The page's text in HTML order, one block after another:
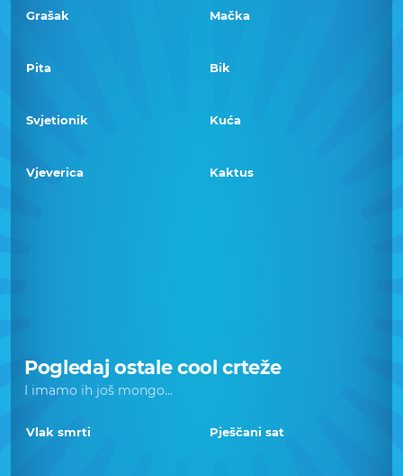
Grašak Mačka
Pita Bik
Svjetionik Kuća
Vjeverica Kaktus
Pogledaj ostale cool crteže
I imamo ih još mongo...
Vlak smrti Pješčani sat